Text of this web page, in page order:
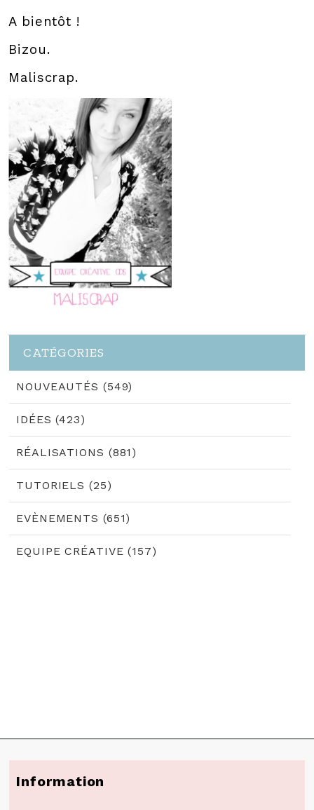
A bientôt !
Bizou.
Maliscrap.
CATÉGORIES
NOUVEAUTÉS (549)
IDÉES (423)
RÉALISATIONS (881)
TUTORIELS (25)
EVÈNEMENTS (651)
EQUIPE CRÉATIVE (157)
Information